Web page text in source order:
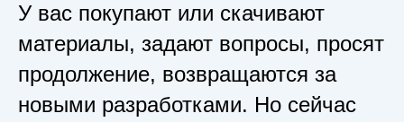
У вас покупают или скачивают
материалы, задают вопросы, просят
продолжение, возвращаются за
новыми разработками. Но сейчас